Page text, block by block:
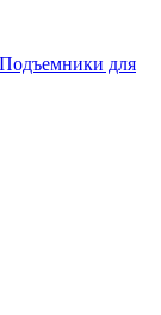
Подъемники для